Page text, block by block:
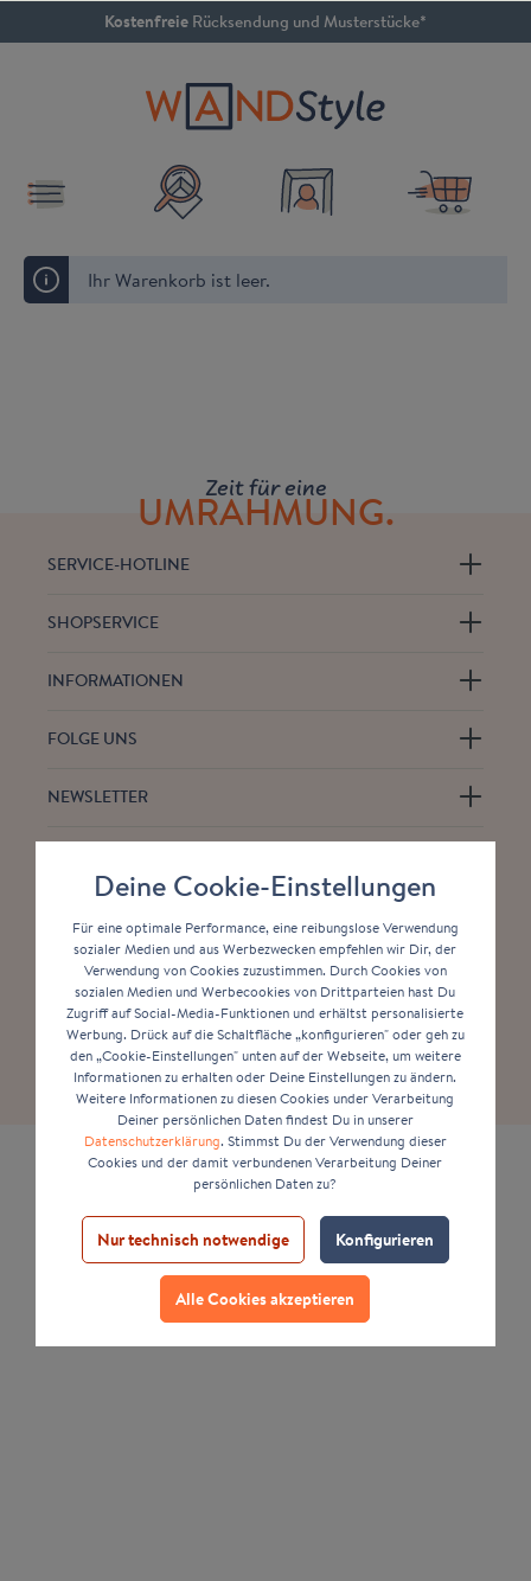
springenKostenfreie Rücksendung und Musterstücke*
Ihr Warenkorb ist leer.
Zeit für eine
UMRAHMUNG.
SERVICE-HOTLINE
SHOPSERVICE
INFORMATIONEN
FOLGE UNS
NEWSLETTER
* Alle Preise inkl. gesetzl. Mehrwertsteuer zzgl.
Versandkostenund ggf. Nachnahmegebühren, wenn
nicht anders angegeben.
Deine Cookie-Einstellungen
Für eine optimale Performance, eine reibungslose Verwendung
sozialer Medien und aus Werbezwecken empfehlen wir Dir, der
Verwendung von Cookies zuzustimmen. Durch Cookies von
sozialen Medien und Werbecookies von Drittparteien hast Du
Zugriff auf Social-Media-Funktionen und erhältst personalisierte
Werbung. Drück auf die Schaltfläche „konfigurieren" oder geh zu
den „Cookie-Einstellungen" unten auf der Webseite, um weitere
Informationen zu erhalten oder Deine Einstellungen zu ändern.
Weitere Informationen zu diesen Cookies under Verarbeitung
Deiner persönlichen Daten findest Du in unserer
Datenschutzerklärung. Stimmst Du der Verwendung dieser
Cookies und der damit verbundenen Verarbeitung Deiner
persönlichen Daten zu?
Nur technisch notwendige Konfigurieren
Alle Cookies akzeptieren